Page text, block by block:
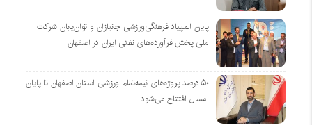
پایان المپیاد فرهنگی‌ورزشی جانبازان و توان‌یابان شرکت
ملی پخش فرآورده‌های نفتی ایران در اصفهان
۵۰ درصد پروژه‌های نیمه‌تمام ورزشی استان اصفهان تا پایان
امسال افتتاح می‌شود